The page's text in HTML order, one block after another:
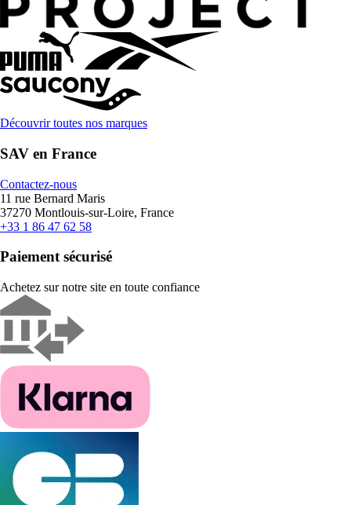
Découvrir toutes nos marques
SAV en France
Contactez-nous
11 rue Bernard Maris
37270 Montlouis-sur-Loire, France
+33 1 86 47 62 58
Paiement sécurisé
Achetez sur notre site en toute confiance